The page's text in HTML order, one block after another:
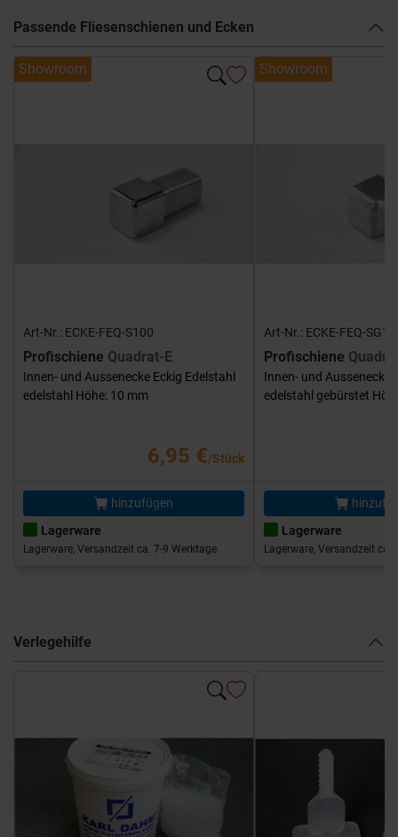
Passende Fliesenschienen und Ecken
Showroom
Art-Nr.: ECKE-FEQ-S100
Profischiene Quadrat-E
Innen- und Aussenecke Eckig Edelstahl
edelstahl Höhe: 10 mm
6,95 €/Stück
hinzufügen
Lagerware
Lagerware, Versandzeit ca. 7-9 Werktage
Showroom
Art-Nr.: ECKE-FEQ-
Profischiene
Innen- und Aussenecke
edelstahl gebürstet
Lagerware
Lagerware, Versandzeit ca.
Verlegehilfe